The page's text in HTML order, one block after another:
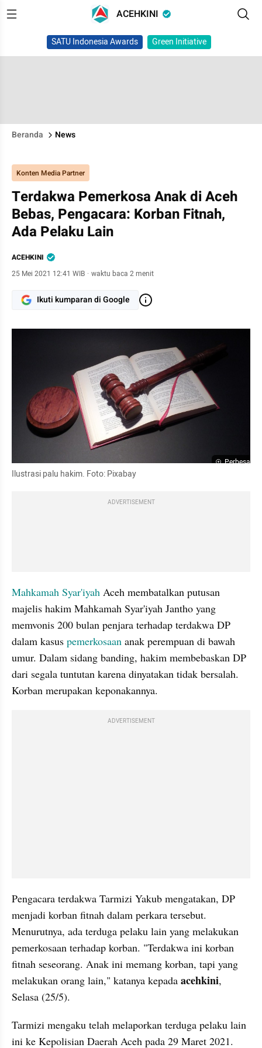
ACEHKINI
SATU Indonesia Awards Green Initiative
Beranda News
Konten Media Partner
Terdakwa Pemerkosa Anak di Aceh
Bebas, Pengacara: Korban Fitnah,
Ada Pelaku Lain
ACEHKINI
25 Mei 2021 12:41 WIB · waktu baca 2 menit
Ikuti kumparan di Google
Perbesar
Ilustrasi palu hakim. Foto: Pixabay
ADVERTISEMENT
Mahkamah Syar'iyah Aceh membatalkan putusan
majelis hakim Mahkamah Syar'iyah Jantho yang
memvonis 200 bulan penjara terhadap terdakwa DP
dalam kasus pemerkosaan anak perempuan di bawah
umur. Dalam sidang banding, hakim membebaskan DP
dari segala tuntutan karena dinyatakan tidak bersalah.
Korban merupakan keponakannya.
ADVERTISEMENT
Pengacara terdakwa Tarmizi Yakub mengatakan, DP
menjadi korban fitnah dalam perkara tersebut.
Menurutnya, ada terduga pelaku lain yang melakukan
pemerkosaan terhadap korban. "Terdakwa ini korban
fitnah seseorang. Anak ini memang korban, tapi yang
melakukan orang lain," katanya kepada acehkini,
Selasa (25/5).
Tarmizi mengaku telah melaporkan terduga pelaku lain
ini ke Kepolisian Daerah Aceh pada 29 Maret 2021.